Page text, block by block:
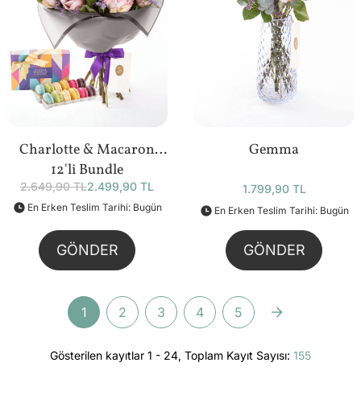
Charlotte & Macaron
12'li Bundle
2.649,90 TL2.499,90 TL
En Erken Teslim Tarihi: Bugün
GÖNDER
Gemma
1.799,90 TL
En Erken Teslim Tarihi: Bugün
GÖNDER
1 2 3 4 5
Gösterilen kayıtlar 1 - 24, Toplam Kayıt Sayısı: 155